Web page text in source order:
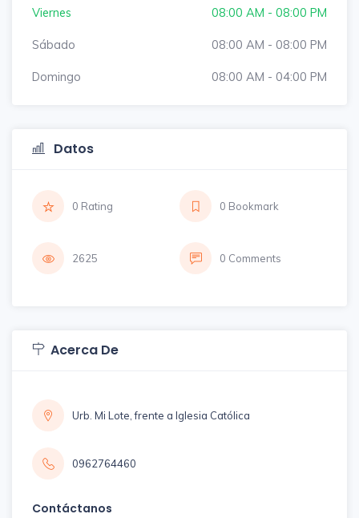
Viernes 08:00 AM - 08:00 PM
Sábado 08:00 AM - 08:00 PM
Domingo 08:00 AM - 04:00 PM
Datos
0 Rating 0 Bookmark
2625 0 Comments
Acerca De
Urb. Mi Lote, frente a Iglesia Católica
0962764460
Contáctanos